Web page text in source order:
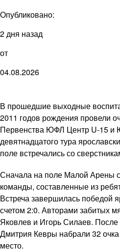
Опубликовано:
2 дня назад
от
04.08.2026
В прошедшие выходные
2011 годов рождения провели
Первенства ЮФЛ Центр U-15 и
девятнадцатого тура
поле встречались со
Сначала на поле Малой Арены
команды, составленные из
Встреча завершилась победой
счетом 2:0. Авторами забитых
Яковлев и Игорь Силаев.
Дмитрия Кевры набрали 32
место.